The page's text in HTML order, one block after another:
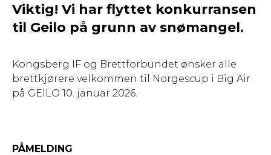
Viktig! Vi har flyttet konkurransen
til Geilo på grunn av snømangel.
Kongsberg IF og Brettforbundet ønsker alle
brettkjørere velkommen til Norgescup i Big Air
på GEILO 10. januar 2026.
PÅMELDING